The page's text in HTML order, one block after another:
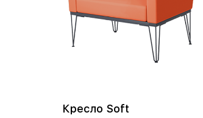
Кресло Soft